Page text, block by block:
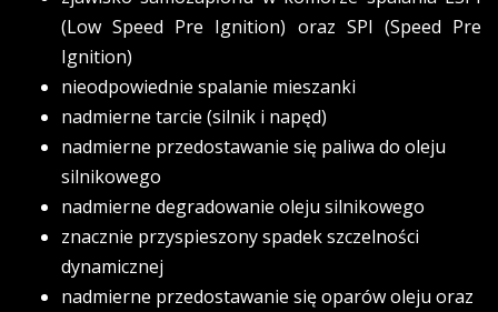
(Low Speed Pre Ignition) oraz SPI (Speed Pre
Ignition)
nieodpowiednie spalanie mieszanki
nadmierne tarcie (silnik i napęd)
nadmierne przedostawanie się paliwa do oleju
silnikowego
nadmierne degradowanie oleju silnikowego
znacznie przyspieszony spadek szczelności
dynamicznej
nadmierne przedostawanie się oparów oleju oraz